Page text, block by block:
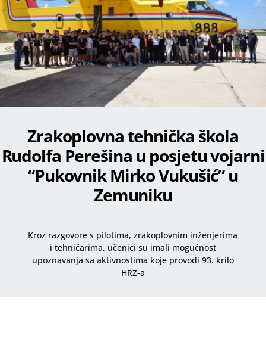
Zrakoplovna tehnička škola
Rudolfa Perešina u posjetu vojarni
“Pukovnik Mirko Vukušić” u
Zemuniku
Kroz razgovore s pilotima, zrakoplovnim inženjerima
i tehničarima, učenici su imali mogućnost
upoznavanja sa aktivnostima koje provodi 93. krilo
HRZ-a